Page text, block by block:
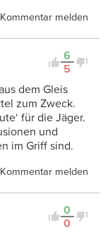
Kommentar melden
6
5
dem Gleis
zum Zweck.
für die Jäger.
und
im Griff sind.
Kommentar melden
0
0